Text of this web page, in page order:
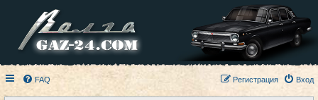
FAQ Вход
Регистрация